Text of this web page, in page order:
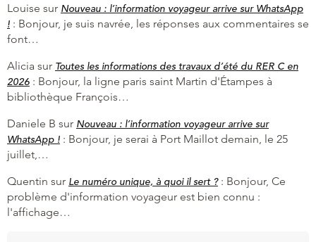
Louise sur Nouveau : l’information voyageur arrive sur WhatsApp
! : Bonjour, je suis navrée, les réponses aux commentaires se
font…
Alicia sur Toutes les informations des travaux d’été du RER C en
2026 : Bonjour, la ligne paris saint Martin d'Étampes à
bibliothèque François…
Daniele B sur Nouveau : l’information voyageur arrive sur
WhatsApp ! : Bonjour, je serai à Port Maillot demain, le 25
juillet,…
Quentin sur Le numéro unique, à quoi il sert ?: Bonjour, Ce
problème d'information voyageur est bien connu :
l'affichage…